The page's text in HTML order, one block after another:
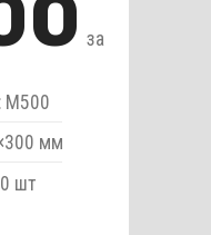
за
М500
мм
шт